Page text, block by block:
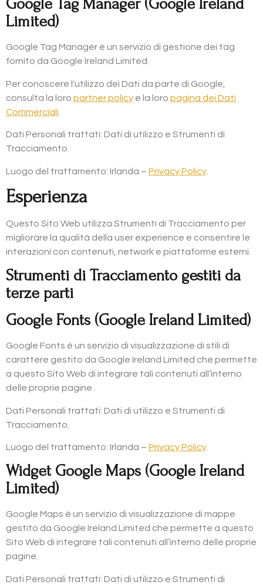
Google Tag Manager (Google Ireland
Limited)
Google Tag Manager è un servizio di gestione dei tag
fornito da Google Ireland Limited.
Per conoscere l'utilizzo dei Dati da parte di Google,
consulta la loro partner policy e la loro pagina dei Dati
Commerciali
Dati Personali trattati: Dati di utilizzo e Strumenti di
Tracciamento.
Luogo del trattamento: Irlanda – Privacy Policy.
Esperienza
Questo Sito Web utilizza Strumenti di Tracciamento per
migliorare la qualità della user experience e consentire le
interazioni con contenuti, network e piattaforme esterni.
Strumenti di Tracciamento gestiti da
terze parti
Google Fonts (Google Ireland Limited)
Google Fonts è un servizio di visualizzazione di stili di
carattere gestito da Google Ireland Limited che permette
a questo Sito Web di integrare tali contenuti all’interno
delle proprie pagine.
Dati Personali trattati: Dati di utilizzo e Strumenti di
Tracciamento.
Luogo del trattamento: Irlanda – Privacy Policy.
Widget Google Maps (Google Ireland
Limited)
Google Maps è un servizio di visualizzazione di mappe
gestito da Google Ireland Limited che permette a questo
Sito Web di integrare tali contenuti all’interno delle proprie
pagine.
Dati Personali trattati: Dati di utilizzo e Strumenti di